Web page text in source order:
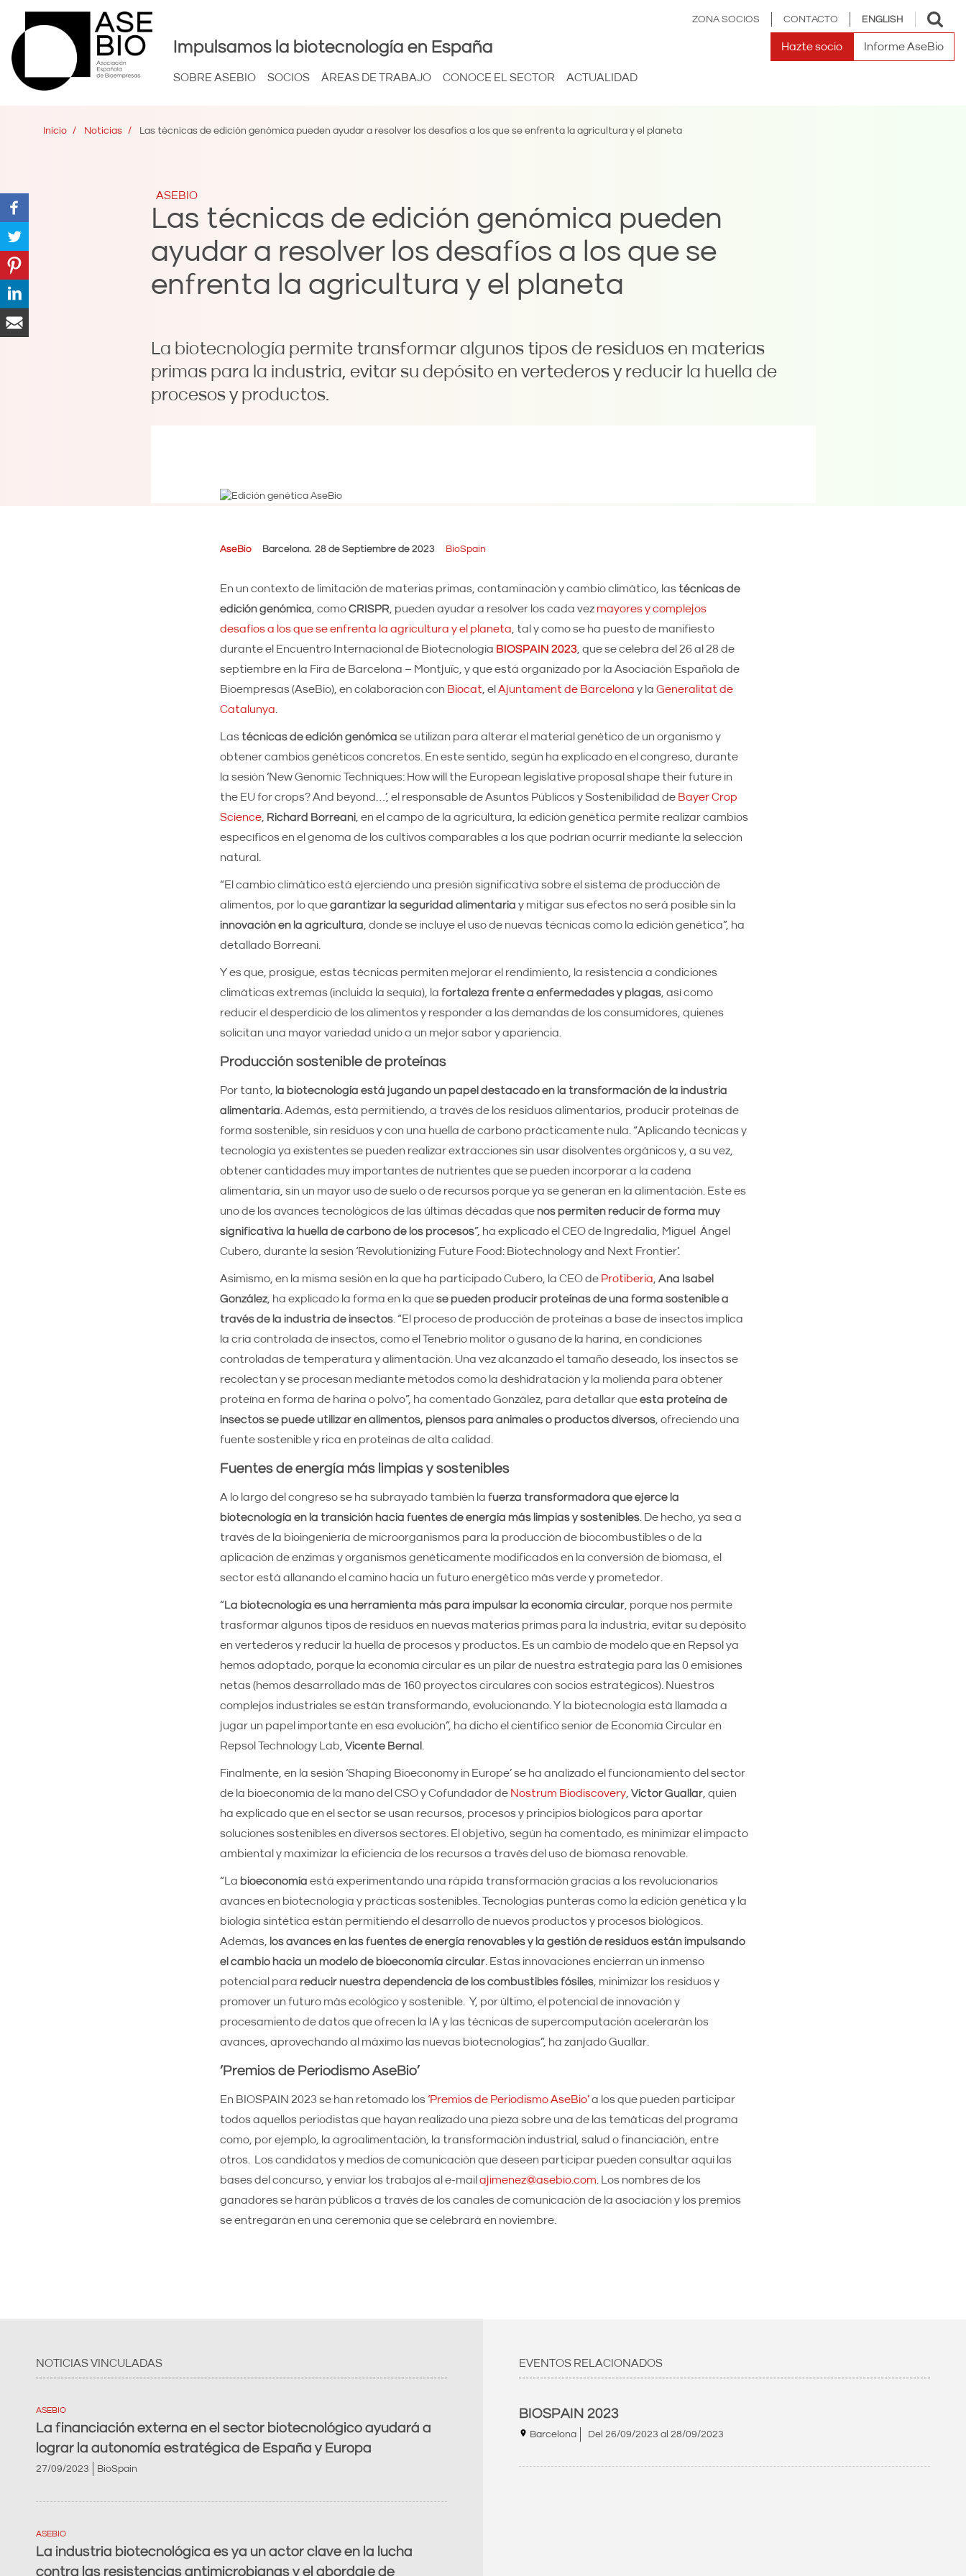
ZONA SOCIOS CONTACTO ENGLISH
Toggle
search
Impulsamos la biotecnología en España Hazte socio Informe AseBio
SOBRE ASEBIO SOCIOS ÁREAS DE TRABAJO CONOCE EL SECTOR ACTUALIDAD
Inicio Noticias Las técnicas de edición genómica pueden ayudar a resolver los desafíos a los que se enfrenta la agricultura y el planeta
ASEBIO
Las técnicas de edición genómica pueden
ayudar a resolver los desafíos a los que se
enfrenta la agricultura y el planeta
La biotecnología permite transformar algunos tipos de residuos en materias
primas para la industria, evitar su depósito en vertederos y reducir la huella de
procesos y productos.
AseBio Barcelona 28 de Septiembre de 2023 BioSpain
En un contexto de limitación de materias primas, contaminación y cambio climático, lastécnicas de
edición genómica , comoCRISPR , pueden ayudar a resolver los cada vez mayores y complejos
desafíos a los que se enfrenta la agricultura y el planeta , tal y como se ha puesto de manifiesto
durante el Encuentro Internacional de Biotecnología BIOSPAIN 2023, que se celebra del 26 al 28 de
septiembre en la Fira de Barcelona – Montjuïc, y que está organizado por la Asociación Española de
Bioempresas (AseBio), en colaboración con Biocat , el Ajuntament de Barcelona y la Generalitat de
Catalunya
Lastécnicas de edición genómica se utilizan para alterar el material genético de un organismo y
obtener cambios genéticos concretos. En este sentido, según ha explicado en el congreso, durante
la sesión ‘New Genomic Techniques: How will the European legislative proposal shape their future in
the EU for crops? And beyond…’, el responsable de Asuntos Públicos y Sostenibilidad de Bayer Crop
Science, Richard Borreani, en el campo de la agricultura, la edición genética permite realizar cambios
específicos en el genoma de los cultivos comparables a los que podrían ocurrir mediante la selección
natural.
“El cambio climático está ejerciendo una presión significativa sobre el sistema de producción de
alimentos, por lo quegarantizar la seguridad alimentaria y mitigar sus efectos no será posible sin la
innovación en la agricultura , donde se incluye el uso de nuevas técnicas como la edición genética”, ha
detallado Borreani.
Y es que, prosigue, estas técnicas permiten mejorar el rendimiento, la resistencia a condiciones
climáticas extremas (incluida la sequía), la fortaleza frente a enfermedades y plagas, así como
reducir el desperdicio de los alimentos y responder a las demandas de los consumidores, quienes
solicitan una mayor variedad unido a un mejor sabor y apariencia.
Producción sostenible de proteínas
Por tanto,
la biotecnología está jugando un papel destacado en la transformación de la industria
alimentaria . Además, está permitiendo, a través de los residuos alimentarios, producir proteínas de
forma sostenible, sin residuos y con una huella de carbono prácticamente nula. “Aplicando técnicas y
tecnología ya existentes se pueden realizar extracciones sin usar disolventes orgánicos y, a su vez,
obtener cantidades muy importantes de nutrientes que se pueden incorporar a la cadena
alimentaria, sin un mayor uso de suelo o de recursos porque ya se generan en la alimentación. Este es
uno de los avances tecnológicos de las últimas décadas quenos permiten reducir de forma muy
significativa la huella de carbono de los procesos”, ha explicado el CEO de Ingredalia, Miguel Ángel
Cubero, durante la sesión ‘Revolutionizing Future Food: Biotechnology and Next Frontier’.
Asimismo, en la misma sesión en la que ha participado Cubero, la CEO de Protiberia Ana Isabel
González, ha explicado la forma en la quese pueden producir proteínas de una forma sostenible a
través de la industria de insectos. “El proceso de producción de proteínas a base de insectos implica
la cría controlada de insectos, como el Tenebrio molitor o gusano de la harina, en condiciones
controladas de temperatura y alimentación. Una vez alcanzado el tamaño deseado, los insectos se
recolectan y se procesan mediante métodos como la deshidratación y la molienda para obtener
proteína en forma de harina o polvo”, ha comentado González, para detallar queesta proteína de
insectos se puede utilizar en alimentos, piensos para animales o productos diversos, ofreciendo una
fuente sostenible y rica en proteínas de alta calidad.
Fuentes de energía más limpias y sostenibles
A lo largo del congreso se ha subrayado también la fuerza transformadora que ejerce la
biotecnología en la transición hacia fuentes de energía más limpias y sostenibles. De hecho, ya sea a
través de la bioingeniería de microorganismos para la producción de biocombustibles o de la
aplicación de enzimas y organismos genéticamente modificados en la conversión de biomasa, el
sector está allanando el camino hacia un futuro energético más verde y prometedor.
“La biotecnología es una herramienta más para impulsar la economía circular, porque nos permite
trasformar algunos tipos de residuos en nuevas materias primas para la industria, evitar su depósito
en vertederos y reducir la huella de procesos y productos. Es un cambio de modelo que en Repsol ya
hemos adoptado, porque la economía circular es un pilar de nuestra estrategia para las 0 emisiones
netas (hemos desarrollado más de 160 proyectos circulares con socios estratégicos). Nuestros
complejos industriales se están transformando, evolucionando. Y la biotecnología está llamada a
jugar un papel importante en esa evolución”, ha dicho el científico senior de Economía Circular en
Repsol Technology Lab, Vicente Bernal
Finalmente, en la sesión ‘Shaping Bioeconomy in Europe’ se ha analizado el funcionamiento del sector
de la bioeconomía de la mano del CSO y Cofundador de Nostrum Biodiscovery, Víctor Guallar, quien
ha explicado que en el sector se usan recursos, procesos y principios biológicos para aportar
soluciones sostenibles en diversos sectores. El objetivo, según ha comentado, es minimizar el impacto
ambiental y maximizar la eficiencia de los recursos a través del uso de biomasa renovable.
“La bioeconomía está experimentando una rápida transformación gracias a los revolucionarios
avances en biotecnología y prácticas sostenibles. Tecnologías punteras como la edición genética y la
biología sintética están permitiendo el desarrollo de nuevos productos y procesos biológicos.
Además,
los avances en las fuentes de energía renovables y la gestión de residuos están impulsando
el cambio hacia un modelo de bioeconomía circular. Estas innovaciones encierran un inmenso
potencial para reducir nuestra dependencia de los combustibles fósiles, minimizar los residuos y
promover un futuro más ecológico y sostenible. Y, por último, el potencial de innovación y
procesamiento de datos que ofrecen la IA y las técnicas de supercomputación acelerarán los
avances, aprovechando al máximo las nuevas biotecnologías”, ha zanjado Guallar.
‘Premios de Periodismo AseBio’
En BIOSPAIN 2023 se han retomado los‘Premios de Periodismo AseBio’a los que pueden participar
todos aquellos periodistas que hayan realizado una pieza sobre una de las temáticas del programa
como, por ejemplo, la agroalimentación, la transformación industrial, salud o financiación, entre
otros. Los candidatos y medios de comunicación que deseen participar pueden consultar aquí las
bases del concurso, y enviar los trabajos al e-mail ajimenez@asebio.com . Los nombres de los
ganadores se harán públicos a través de los canales de comunicación de la asociación y los premios
se entregarán en una ceremonia que se celebrará en noviembre.
NOTICIAS VINCULADAS
ASEBIO
La financiación externa en el sector biotecnológico ayudará a
lograr la autonomía estratégica de España y Europa
27/09/2023 BioSpain
ASEBIO
La industria biotecnológica es ya un actor clave en la lucha
contra las resistencias antimicrobianas y el abordaje de
EVENTOS RELACIONADOS
BIOSPAIN 2023
Barcelona Del 26/09/2023 al 28/09/2023